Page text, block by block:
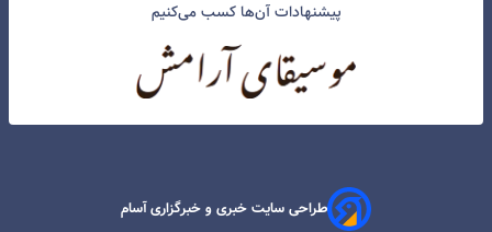
پیشنهادات آن‌ها کسب می‌کنیم
طراحی سایت خبری و خبرگزاری آسام